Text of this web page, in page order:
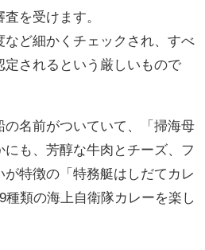
を受けます。
ど細かくチェックされ、すべ
定されるという厳しいもので
名前がついていて、「掃海母
も、芳醇な牛肉とチーズ、フ
が特徴の「特務艇はしだてカレ
種類の海上自衛隊カレーを楽し